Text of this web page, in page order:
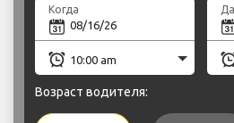
Когда
Возраст водителя: